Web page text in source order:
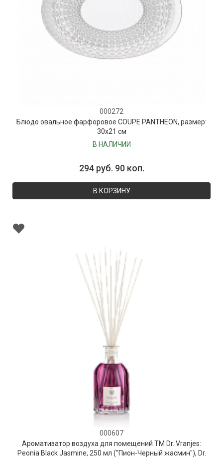
000272
Блюдо овальное фарфоровое COUPE PANTHEON, размер:
30х21 см
В НАЛИЧИИ
294 руб. 90 коп.
В КОРЗИНУ
000607
Ароматизатор воздуха для помещений ТМ Dr. Vranjes:
Peonia Black Jasmine, 250 мл ("Пион-Черный жасмин"), Dr.